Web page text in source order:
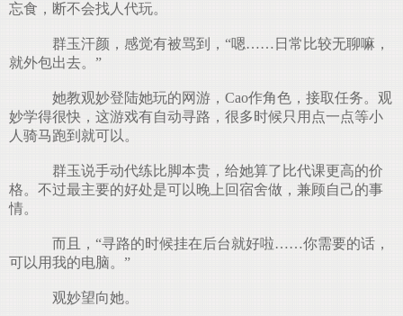
忘食，断不会找人代玩。
群玉汗颜，感觉有被骂到，“嗯……日常比较无聊嘛，
就外包出去。”
她教观妙登陆她玩的网游，Cao作角色，接取任务。观
妙学得很快，这游戏有自动寻路，很多时候只用点一点等小
人骑马跑到就可以。
群玉说手动代练比脚本贵，给她算了比代课更高的价
格。不过最主要的好处是可以晚上回宿舍做，兼顾自己的事
情。
而且，“寻路的时候挂在后台就好啦……你需要的话，
可以用我的电脑。”
观妙望向她。